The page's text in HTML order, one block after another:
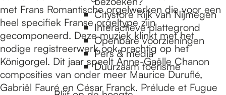
Citystore Rijk van Nijmegen
Interactieve plattegrond
Openbare voorzieningen
Pers & media
Duurzaam toerisme
met Frans Romantische orgelwerken die voor een
heel specifiek Franse orgeltype zijn
gecomponeerd. Deze muziek klinkt met het
nodige registreerwerk ook prachtig op het
Königorgel. Dit jaar speelt Anne-Gaëlle Chanon
composities van onder meer Maurice Duruflé,
Gabriël Fauré en César Franck. Prélude et Fugue